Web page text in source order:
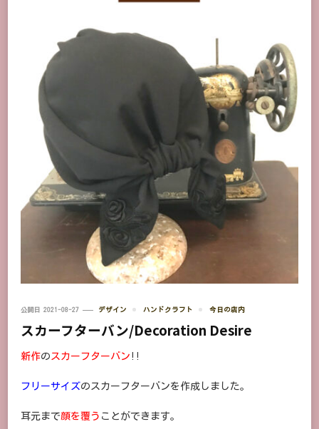
公開日 2021-08-27 デザイン ハンドクラフト 今日の店内
スカーフターバン/Decoration Desire
新作の スカーフターバン !!
フリーサイズのスカーフターバンを作成しました。
耳元まで顔を覆う ことができます。